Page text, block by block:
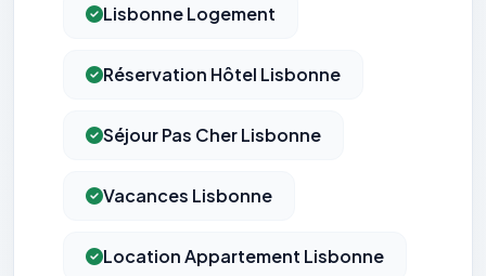
Lisbonne Logement
Réservation Hôtel Lisbonne
Séjour Pas Cher Lisbonne
Vacances Lisbonne
Location Appartement Lisbonne